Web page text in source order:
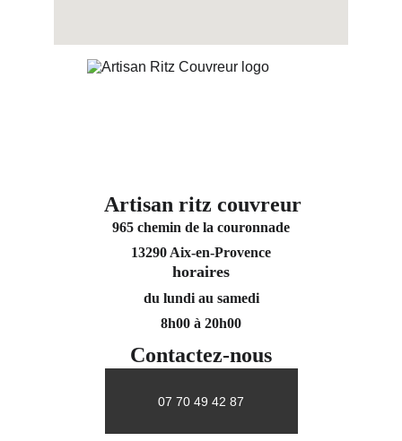
Contactez-nous
07 70 49 42 87
Artisan ritz couvreur
965 chemin de la couronnade
13290 Aix-en-Provence
horaires
du lundi au samedi
8h00 à 20h00